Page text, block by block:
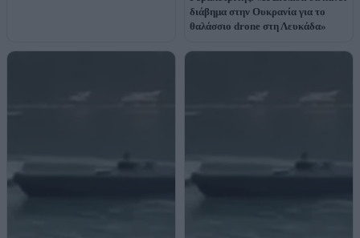
διάβημα στην Ουκρανία για το
θαλάσσιο drone στη Λευκάδα»